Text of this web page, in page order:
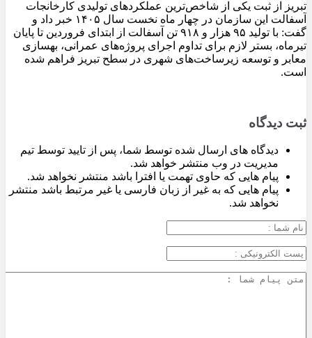
تبریز از ثبت یکی از شاخص‌ترین عملکردهای تولیدی کارخانجات
آسفالت این سازمان در چهار ماه نخست سال ۱۴۰۵ خبر داد و
گفت: با تولید ۹۵ هزار و ۹۱۸ تن آسفالت از ابتدای فروردین تا پایان
تیرماه، بستر لازم برای تداوم اجرای پروژه‌های عمرانی، بهسازی
معابر و توسعه زیرساخت‌های شهری در سطح تبریز فراهم شده
است.
ثبت دیدگاه
دیدگاه های ارسال شده توسط شما، پس از تایید توسط تیم
مدیریت در وب منتشر خواهد شد.
پیام هایی که حاوی تهمت یا افترا باشد منتشر نخواهد شد.
پیام هایی که به غیر از زبان فارسی یا غیر مرتبط باشد منتشر
نخواهد شد.